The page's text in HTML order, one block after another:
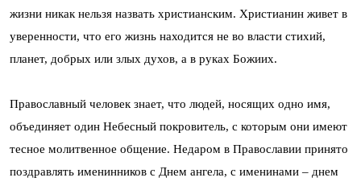
жизни никак нельзя назвать христианским. Христианин живет в
уверенности, что его жизнь находится не во власти стихий,
планет, добрых или злых духов, а в руках Божиих.
Православный человек знает, что людей, носящих одно имя,
объединяет один Небесный покровитель, с которым они имеют
тесное молитвенное общение. Недаром в Православии принято
поздравлять именинников с Днем ангела, с именинами – днем